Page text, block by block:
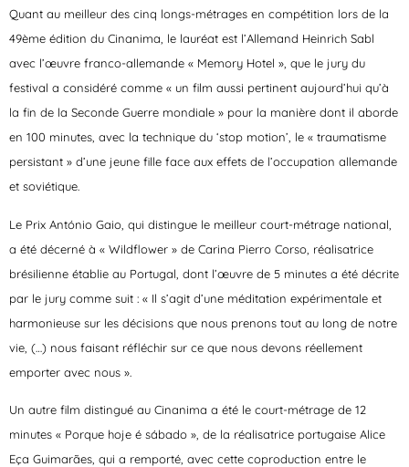
Quant au meilleur des cinq longs-métrages en compétition lors de la
49ème édition du Cinanima, le lauréat est l’Allemand Heinrich Sabl
avec l’œuvre franco-allemande « Memory Hotel », que le jury du
festival a considéré comme « un film aussi pertinent aujourd’hui qu’à
la fin de la Seconde Guerre mondiale » pour la manière dont il aborde
en 100 minutes, avec la technique du ‘stop motion’, le « traumatisme
persistant » d’une jeune fille face aux effets de l’occupation allemande
et soviétique.
Le Prix António Gaio, qui distingue le meilleur court-métrage national,
a été décerné à « Wildflower » de Carina Pierro Corso, réalisatrice
brésilienne établie au Portugal, dont l’œuvre de 5 minutes a été décrite
par le jury comme suit : « Il s’agit d’une méditation expérimentale et
harmonieuse sur les décisions que nous prenons tout au long de notre
vie, (…) nous faisant réfléchir sur ce que nous devons réellement
emporter avec nous ».
Un autre film distingué au Cinanima a été le court-métrage de 12
minutes « Porque hoje é sábado », de la réalisatrice portugaise Alice
Eça Guimarães, qui a remporté, avec cette coproduction entre le